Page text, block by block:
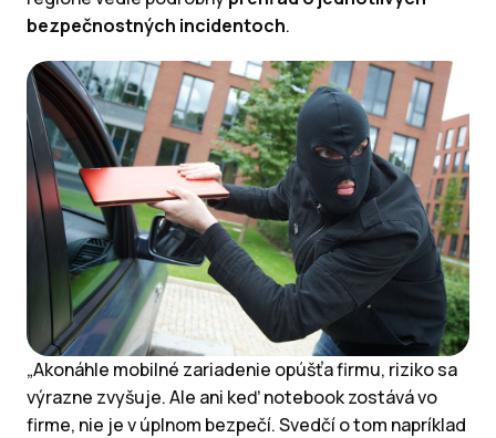
bezpečnostných incidentoch.
„Akonáhle mobilné zariadenie opúšťa firmu, riziko sa
výrazne zvyšuje. Ale ani keď notebook zostává vo
firme, nie je v úplnom bezpečí. Svedčí o tom napríklad